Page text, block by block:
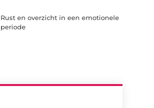
Rust en overzicht in een emotionele
periode